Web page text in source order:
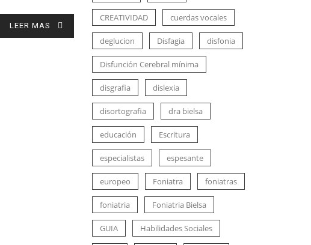
LEER MAS
CREATIVIDAD cuerdas vocales
deglucion Disfagia disfonia
Disfunción Cerebral mínima
disgrafia dislexia
disortografia dra bielsa
educación Escritura
especialistas espesante
europeo Foniatra foniatras
foniatria Foniatria Bielsa
GUIA Habilidades Sociales